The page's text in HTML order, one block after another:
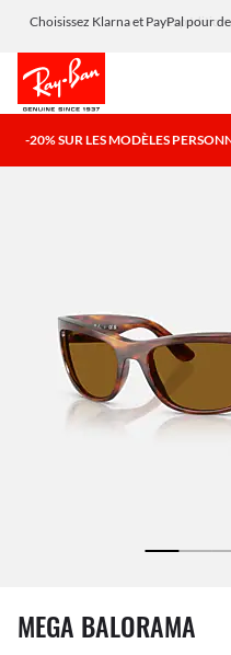
Choisissez Klarna et PayPal pour
-20% SUR LES MODÈLES
1 article a été retiré de votre
MEGA BALORAMA